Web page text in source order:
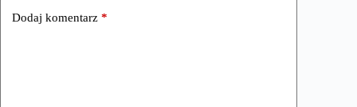
Dodaj komentarz *